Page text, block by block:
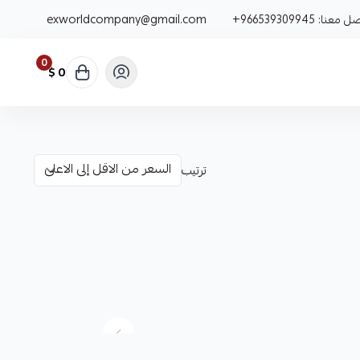
معنا: +966539309945
exworldcompany@gmail.com
0 0 $
ترتيب